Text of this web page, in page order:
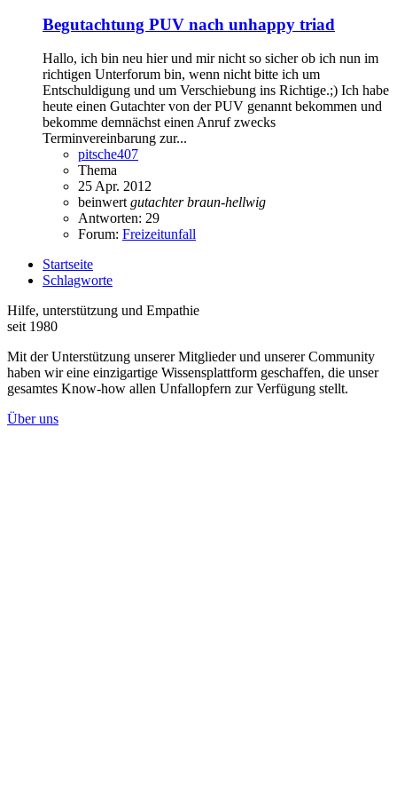
Begutachtung PUV nach unhappy triad
Hallo, ich bin neu hier und mir nicht so sicher ob ich nun im
richtigen Unterforum bin, wenn nicht bitte ich um
Entschuldigung und um Verschiebung ins Richtige.;) Ich habe
heute einen Gutachter von der PUV genannt bekommen und
bekomme demnächst einen Anruf zwecks
Terminvereinbarung zur...
pitsche407
Thema
25 Apr. 2012
beinwert gutachter braun-hellwig
Antworten: 29
Forum: Freizeitunfall
Startseite
Schlagworte
Hilfe, unterstützung und Empathie
seit 1980
Mit der Unterstützung unserer Mitglieder und unserer Community
haben wir eine einzigartige Wissensplattform geschaffen, die unser
gesamtes Know-how allen Unfallopfern zur Verfügung stellt.
Über uns